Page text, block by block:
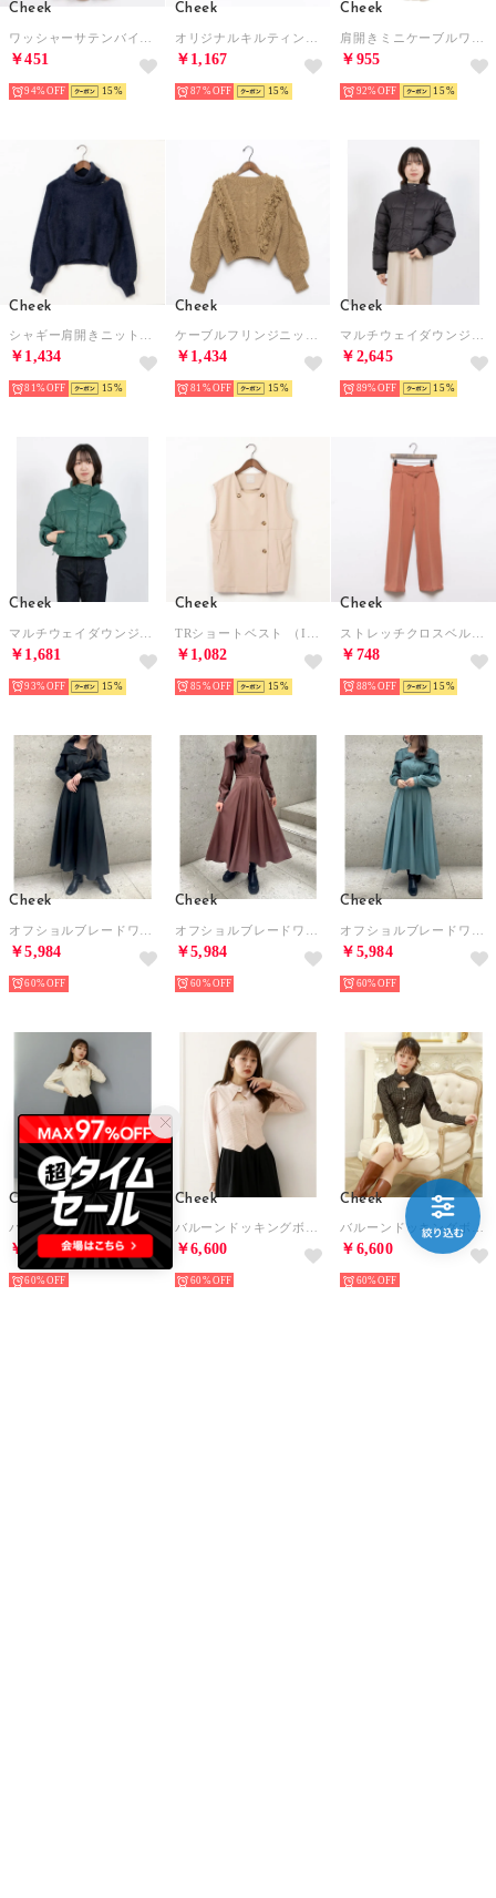
Cheek
￥451
94% 15
Cheek
￥1,167
87% 15
Cheek
￥955
92% 15
Cheek
￥1,434
81% 15
Cheek
￥1,434
81% 15
Cheek
￥2,645
89% 15
Cheek
￥1,681
93% 15
Cheek
￥1,082
85% 15
Cheek
￥748
88% 15
Cheek
￥5,984
60%
Cheek
￥5,984
60%
Cheek
￥5,984
60%
Cheek
バルーンドッキングボウタイミニワンピース （IVORY）
￥6,600
60%
Cheek
￥6,600
60%
Cheek
バルーンドッキングボウタイミニワンピース （BLACK）
￥6,600
60%